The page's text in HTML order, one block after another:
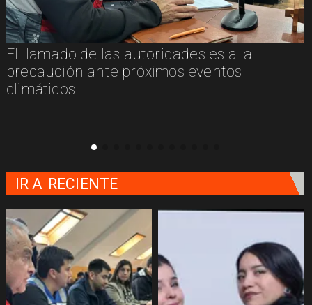
El llamado de las autoridades es a la
precaución ante próximos eventos
climáticos
IR A RECIENTE